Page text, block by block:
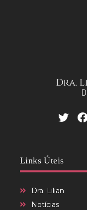
Links Úteis
Dra. Lilian
Notícias